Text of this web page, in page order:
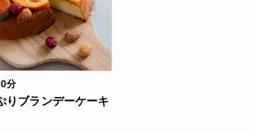
分
りブランデーケーキ